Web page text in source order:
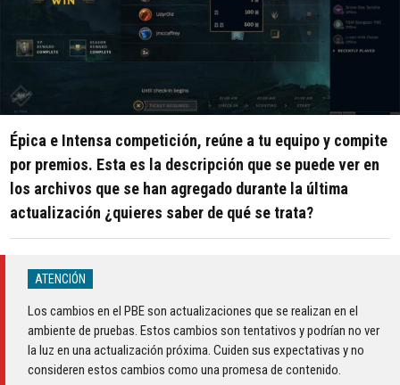
Épica e Intensa competición, reúne a tu equipo y compite
por premios. Esta es la descripción que se puede ver en
los archivos que se han agregado durante la última
actualización ¿quieres saber de qué se trata?
ATENCIÓN
Los cambios en el PBE son actualizaciones que se realizan en el
ambiente de pruebas. Estos cambios son tentativos y podrían no ver
la luz en una actualización próxima. Cuiden sus expectativas y no
consideren estos cambios como una promesa de contenido.